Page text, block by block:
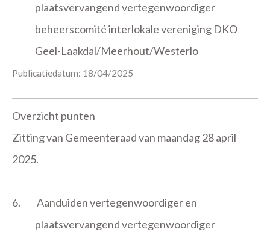
plaatsvervangend vertegenwoordiger
beheerscomité interlokale vereniging DKO
Geel-Laakdal/Meerhout/Westerlo
Publicatiedatum: 18/04/2025
Overzicht punten
Zitting van Gemeenteraad van maandag 28 april
2025.
6.
Aanduiden vertegenwoordiger en
plaatsvervangend vertegenwoordiger